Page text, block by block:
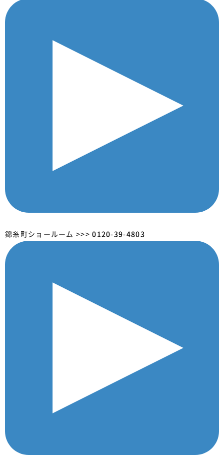
錦糸町ショールーム >>>0120-39-4803